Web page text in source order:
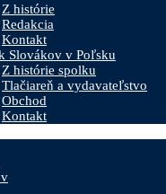
Z histórie
Redakcia
Kontakt
Slovákov v Poľsku
Z histórie spolku
Tlačiareň a vydavateľstvo
Obchod
Kontakt